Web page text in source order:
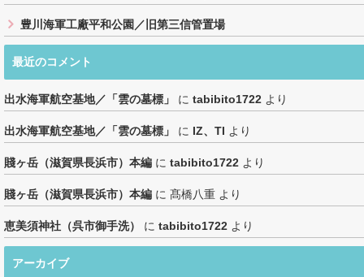
豊川海軍工廠平和公園／旧第三信管置場
最近のコメント
出水海軍航空基地／「雲の墓標」 に tabibito1722 より
出水海軍航空基地／「雲の墓標」 に IZ、TI より
賤ヶ岳（滋賀県長浜市）本編 に tabibito1722 より
賤ヶ岳（滋賀県長浜市）本編 に 髙橋八重 より
恵美須神社（呉市御手洗） に tabibito1722 より
アーカイブ